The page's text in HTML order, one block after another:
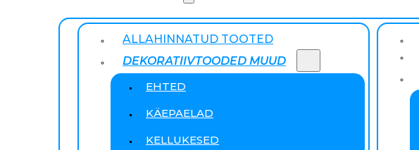
ALLAHINNATUD TOOTED
DEKORATIIVTOODED MUUD
EHTED
KÄEPAELAD
KELLUKESED